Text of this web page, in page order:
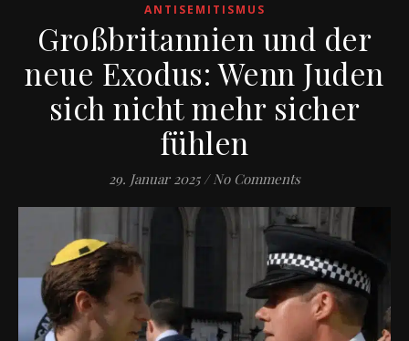
ANTISEMITISMUS
Großbritannien und der
neue Exodus: Wenn Juden
sich nicht mehr sicher
fühlen
29. Januar 2025 / No Comments